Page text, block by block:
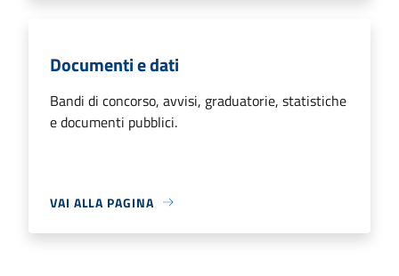
Documenti e dati
Bandi di concorso, avvisi, graduatorie, statistiche
e documenti pubblici.
VAI ALLA PAGINA